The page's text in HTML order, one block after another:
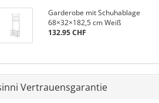
Garderobe mit Schuhablage
68×32×182,5 cm Weiß
132.95 CHF
Vertrauensgarantie